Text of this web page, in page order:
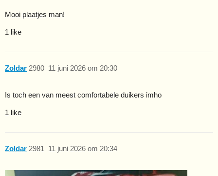
Mooi plaatjes man!
1 like
Zoldar 11 juni 2026 om 20:30
2980
Is toch een van meest comfortabele duikers imho
1 like
Zoldar 11 juni 2026 om 20:34
2981